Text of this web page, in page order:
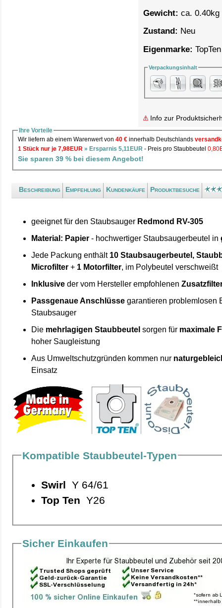
Gewicht: ca. 0.40kg
Zustand: Neu
Eigenmarke: TopTen
Verpackungsinhalt
Info zur
Ihre Vorteile
Wir liefern ab einem Warenwert von40 € innerhalb Deutschlands
1 Stück nur je 7,98EUR » Ersparnis 5,11EUR - Preis pro Staubbeutel
Sie sparen 39 % bei diesem Angebot!
Beschreibung Empfehlung Kundenkäufe Produktbesuche
geeignet für den Staubsauger Redmond RV-305
Material: Papier - hochwertiger Staubsaugerbeutel in
Jede Packung enthält 10 Staubsaugerbeutel,
Microfilter + 1 Motorfilter, im Polybeutel verschweißt
Inklusive der vom Hersteller empfohlenen
Passgenaue Anschlüsse garantieren problemlosen
Staubsauger
Die mehrlagigen Staubbeutel sorgen für maximale
hoher Saugleistung
Aus Umweltschutzgründen kommen nur
Einsatz
Kompatible Staubbeutel-Typen
Swirl Y 64/61
Top Ten Y26
Sicher Einkaufen